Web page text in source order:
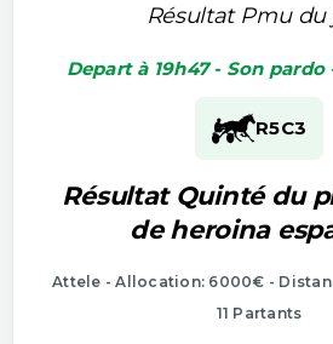
Résultat Pmu du
Depart à 19h47 - Son
R5C3
Résultat Quinté du
de heroina
Attele - Allocation: 6000€ -
11 Partants